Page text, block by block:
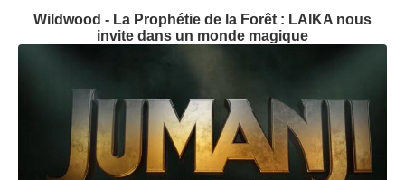
Wildwood - La Prophétie de la Forêt : LAIKA nous
invite dans un monde magique